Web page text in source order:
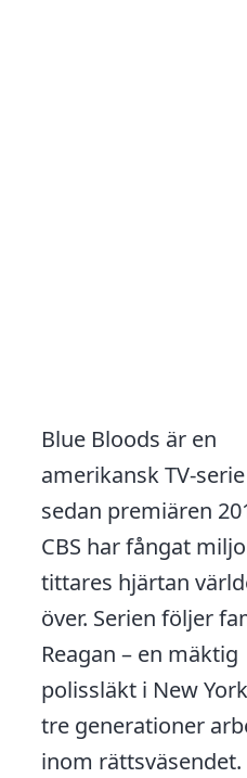
Blue Bloods är en
amerikansk TV-
sedan premiären
CBS har fångat
tittares hjärtan
över. Serien följer
Reagan – en mäktig
polissläkt i New
tre generationer
inom rättsväsendet.